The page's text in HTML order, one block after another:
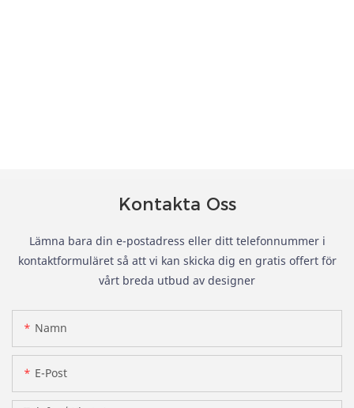
Kontakta Oss
Lämna bara din e-postadress eller ditt telefonnummer i
kontaktformuläret så att vi kan skicka dig en gratis offert för
vårt breda utbud av designer
Namn
E-Post